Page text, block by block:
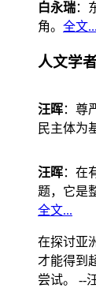
白永瑞：
角。 全文...
人文学
汪晖：尊
民主体为
汪晖：在
题，它是
全文...
在探讨亚
才能得到
尝试。 --